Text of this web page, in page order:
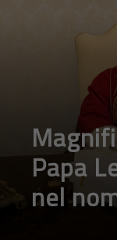
Papa
nel